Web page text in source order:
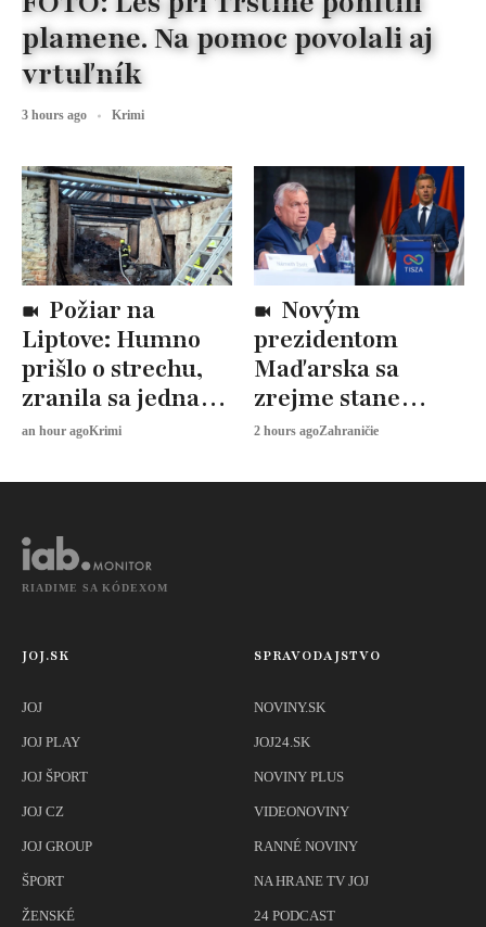
Liptove: Humno
prišlo o strechu,
zranila sa jedna
osoba
an hour agoKrimi
prezidentom
Maďarska sa
zrejme stane
András Baka.
bojkotuje
2 hours agoZahraničie
plamene. Na pomoc povolali aj
vrtuľník
3 hours ago Krimi
RIADIME SA KÓDEXOM
JOJ.SK
JOJ
JOJ PLAY
JOJ ŠPORT
JOJ CZ
JOJ GROUP
ŠPORT
ŽENSKÉ
SPRAVODAJSTVO
NOVINY.SK
JOJ24.SK
NOVINY PLUS
VIDEONOVINY
RANNÉ NOVINY
NA HRANE TV JOJ
24 PODCAST